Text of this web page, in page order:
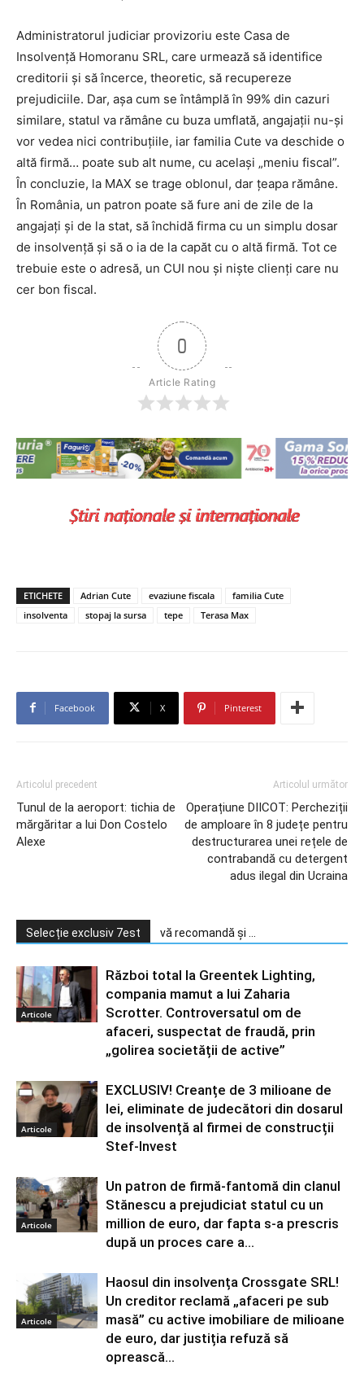
Administratorul judiciar provizoriu este Casa de
Insolvență Homoranu SRL, care urmează să identifice
creditorii și să încerce, theoretic, să recupereze
prejudiciile. Dar, așa cum se întâmplă în 99% din cazuri
similare, statul va rămâne cu buza umflată, angajații nu-și
vor vedea nici contribuțiile, iar familia Cute va deschide o
altă firmă… poate sub alt nume, cu același „meniu fiscal”.
În concluzie, la MAX se trage oblonul, dar țeapa rămâne.
În România, un patron poate să fure ani de zile de la
angajați și de la stat, să închidă firma cu un simplu dosar
de insolvență și să o ia de la capăt cu o altă firmă. Tot ce
trebuie este o adresă, un CUI nou și niște clienți care nu
cer bon fiscal.
0
Article Rating
ETICHETE Adrian Cute evaziune fiscala
familia Cute
insolventa
stopaj la sursa tepe Terasa Max
Facebook X Pinterest
Articolul precedent
Tunul de la aeroport: tichia de
mărgăritar a lui Don Costelo
Alexe
Articolul următor
Operațiune DIICOT: Percheziții
de amploare în 8 județe pentru
destructurarea unei rețele de
contrabandă cu detergent
adus ilegal din Ucraina
Selecție exclusiv 7est vă recomandă și ...
Articole
Război total la Greentek Lighting,
compania mamut a lui Zaharia
Scrotter. Controversatul om de
afaceri, suspectat de fraudă, prin
„golirea societății de active”
Articole
EXCLUSIV! Creanțe de 3 milioane de
lei, eliminate de judecători din dosarul
de insolvență al firmei de construcții
Stef-Invest
Articole
Un patron de firmă-fantomă din clanul
Stănescu a prejudiciat statul cu un
million de euro, dar fapta s-a prescris
după un proces care a...
Articole
Haosul din insolvența Crossgate SRL!
Un creditor reclamă „afaceri pe sub
masă” cu active imobiliare de milioane
de euro, dar justiția refuză să
oprească...